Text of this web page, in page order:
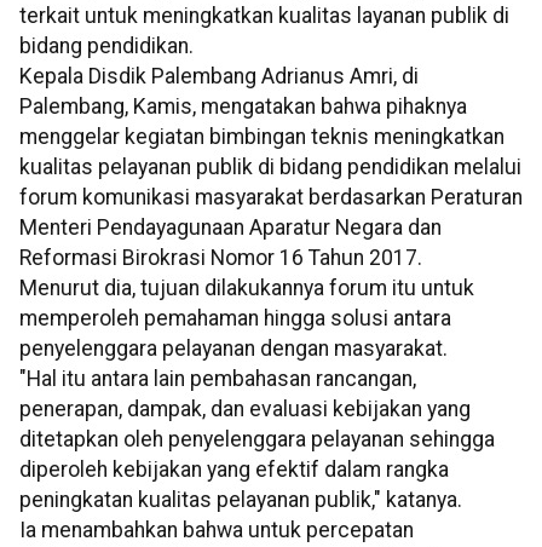
terkait untuk meningkatkan kualitas layanan publik di
bidang pendidikan.
Kepala Disdik Palembang Adrianus Amri, di
Palembang, Kamis, mengatakan bahwa pihaknya
menggelar kegiatan bimbingan teknis meningkatkan
kualitas pelayanan publik di bidang pendidikan melalui
forum komunikasi masyarakat berdasarkan Peraturan
Menteri Pendayagunaan Aparatur Negara dan
Reformasi Birokrasi Nomor 16 Tahun 2017.
Menurut dia, tujuan dilakukannya forum itu untuk
memperoleh pemahaman hingga solusi antara
penyelenggara pelayanan dengan masyarakat.
"Hal itu antara lain pembahasan rancangan,
penerapan, dampak, dan evaluasi kebijakan yang
ditetapkan oleh penyelenggara pelayanan sehingga
diperoleh kebijakan yang efektif dalam rangka
peningkatan kualitas pelayanan publik," katanya.
Ia menambahkan bahwa untuk percepatan